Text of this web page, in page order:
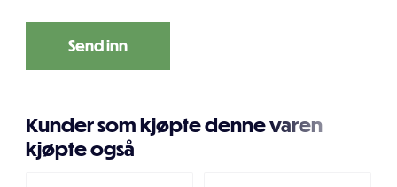
Kunder som kjøpte denne varen
kjøpte også